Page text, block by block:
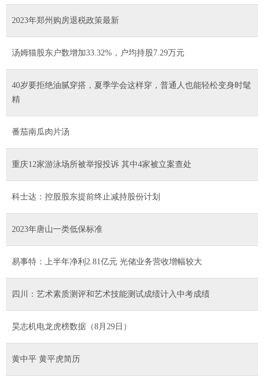
2023年郑州购房退税政策最新
汤姆猫股东户数增加33.32%，户均持股7.29万元
40岁要拒绝油腻穿搭，夏季学会这样穿，普通人也能轻松变身时髦
精
番茄南瓜肉片汤
重庆12家游泳场所被举报投诉 其中4家被立案查处
科士达：控股股东提前终止减持股份计划
2023年唐山一类低保标准
易事特：上半年净利2.81亿元 光储业务营收增幅较大
四川：艺术素质测评和艺术技能测试成绩计入中考成绩
昊志机电龙虎榜数据（8月29日）
黄中平 黄平虎简历